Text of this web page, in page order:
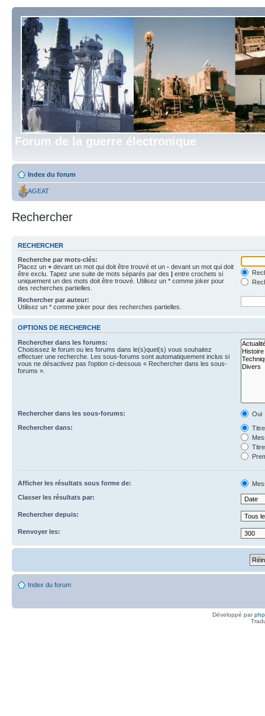
Forum de la guerre électronique
Index du forum
AGEAT
Rechercher
RECHERCHER
Recherche par mots-clés:
Placez un + devant un mot qui doit être trouvé et un - devant un mot qui doit
être exclu. Tapez une suite de mots séparés par des | entre crochets si
uniquement un des mots doit être trouvé. Utilisez un * comme joker pour
des recherches partielles.
Rechercher par auteur:
Utilisez un * comme joker pour des recherches partielles.
OPTIONS DE RECHERCHE
Rechercher dans les forums:
Choisissez le forum ou les forums dans le(s)quel(s) vous souhaitez
effectuer une recherche. Les sous-forums sont automatiquement inclus si
vous ne désactivez pas l’option ci-dessous « Rechercher dans les sous-
forums ».
Rechercher dans les sous-forums:
Oui
Rechercher dans:
Afficher les résultats sous forme de:
Classer les résultats par:
Rechercher depuis:
Renvoyer les:
Index du forum
Développé par